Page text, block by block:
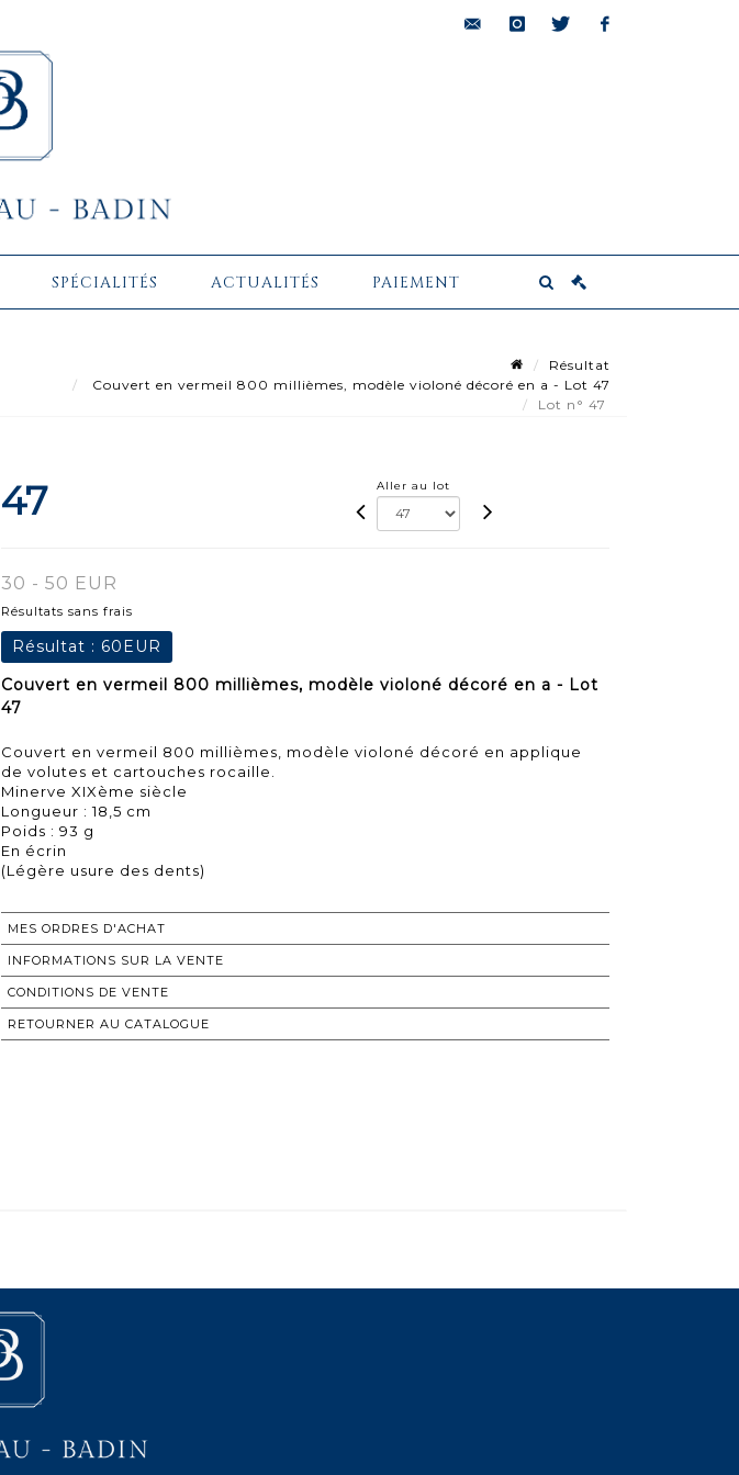
SPÉCIALITÉS ACTUALITÉS PAIEMENT
Résultat
Couvert en vermeil 800 millièmes, modèle violoné décoré en a - Lot 47
Lot n° 47
47 Aller au lot
30 - 50 EUR
Résultats sans frais
Résultat : 60EUR
Couvert en vermeil 800 millièmes, modèle violoné décoré en a - Lot
47
Couvert en vermeil 800 millièmes, modèle violoné décoré en applique
de volutes et cartouches rocaille.
Minerve XIXème siècle
Longueur : 18,5 cm
Poids : 93 g
En écrin
(Légère usure des dents)
MES ORDRES D'ACHAT
INFORMATIONS SUR LA VENTE
CONDITIONS DE VENTE
RETOURNER AU CATALOGUE